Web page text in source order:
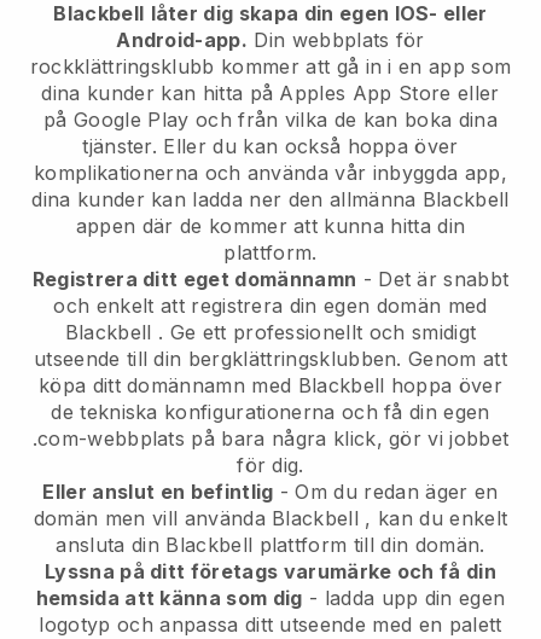
Blackbell låter dig skapa din egen IOS- eller
Android-app. Din webbplats för
rockklättringsklubb kommer att gå in i en app som
dina kunder kan hitta på Apples App Store eller
på Google Play och från vilka de kan boka dina
tjänster. Eller du kan också hoppa över
komplikationerna och använda vår inbyggda app,
dina kunder kan ladda ner den allmänna Blackbell
appen där de kommer att kunna hitta din
plattform.
Registrera ditt eget domännamn - Det är snabbt
och enkelt att registrera din egen domän med
Blackbell . Ge ett professionellt och smidigt
utseende till din bergklättringsklubben. Genom att
köpa ditt domännamn med Blackbell hoppa över
de tekniska konfigurationerna och få din egen
.com-webbplats på bara några klick, gör vi jobbet
för dig.
Eller anslut en befintlig - Om du redan äger en
domän men vill använda Blackbell , kan du enkelt
ansluta din Blackbell plattform till din domän.
Lyssna på ditt företags varumärke och få din
hemsida att känna som dig - ladda upp din egen
logotyp och anpassa ditt utseende med en palett